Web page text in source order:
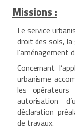
Missions :
Le service
droit des sols,
l’aménagement
Concernant
urbanisme
les opérateurs
autorisation
déclaration
de travaux.